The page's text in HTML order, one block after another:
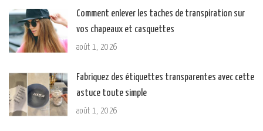
Comment enlever les taches de transpiration sur
vos chapeaux et casquettes
août 1, 2026
Fabriquez des étiquettes transparentes avec cette
astuce toute simple
août 1, 2026